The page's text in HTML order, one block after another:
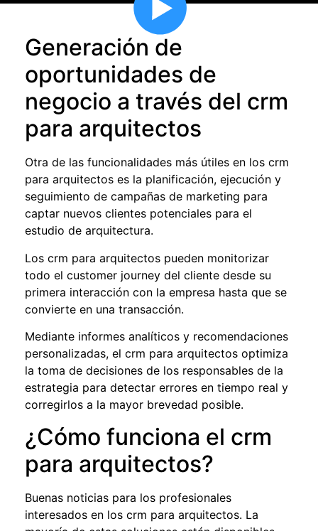
Generación de
oportunidades de
negocio a través del crm
para arquitectos
Otra de las funcionalidades más útiles en los crm
para arquitectos es la planificación, ejecución y
seguimiento de campañas de marketing para
captar nuevos clientes potenciales para el
estudio de arquitectura.
Los crm para arquitectos pueden monitorizar
todo el customer journey del cliente desde su
primera interacción con la empresa hasta que se
convierte en una transacción.
Mediante informes analíticos y recomendaciones
personalizadas, el crm para arquitectos optimiza
la toma de decisiones de los responsables de la
estrategia para detectar errores en tiempo real y
corregirlos a la mayor brevedad posible.
¿Cómo funciona el crm
para arquitectos?
Buenas noticias para los profesionales
interesados en los crm para arquitectos. La